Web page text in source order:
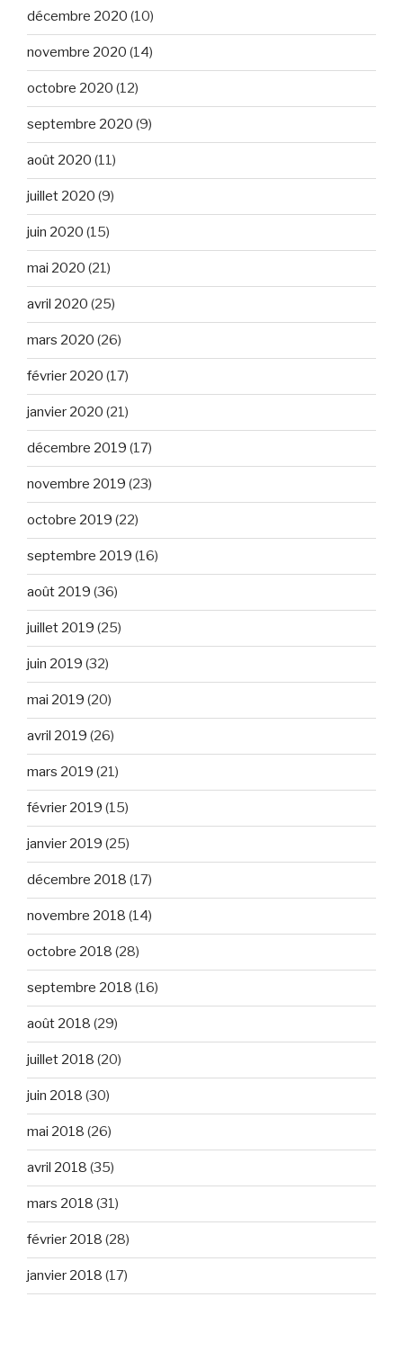
décembre 2020 (10)
novembre 2020 (14)
octobre 2020 (12)
septembre 2020 (9)
août 2020 (11)
juillet 2020 (9)
juin 2020 (15)
mai 2020 (21)
avril 2020 (25)
mars 2020 (26)
février 2020 (17)
janvier 2020 (21)
décembre 2019 (17)
novembre 2019 (23)
octobre 2019 (22)
septembre 2019 (16)
août 2019 (36)
juillet 2019 (25)
juin 2019 (32)
mai 2019 (20)
avril 2019 (26)
mars 2019 (21)
février 2019 (15)
janvier 2019 (25)
décembre 2018 (17)
novembre 2018 (14)
octobre 2018 (28)
septembre 2018 (16)
août 2018 (29)
juillet 2018 (20)
juin 2018 (30)
mai 2018 (26)
avril 2018 (35)
mars 2018 (31)
février 2018 (28)
janvier 2018 (17)